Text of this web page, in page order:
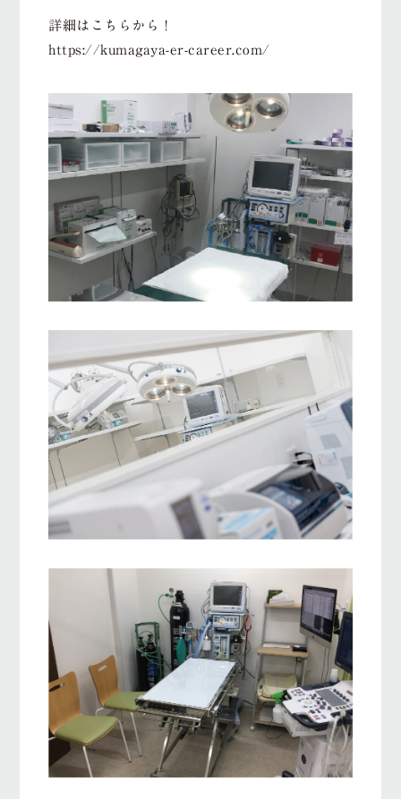
詳細はこちらから！
https://kumagaya-er-career.com/